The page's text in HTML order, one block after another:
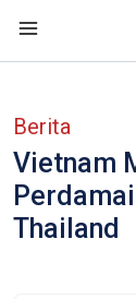
Berita
Vietnam
Thailand